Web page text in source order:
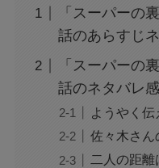
「スーパーの
話のあらすじ
「スーパーの
話のネタバレ
ようやく伝
佐々木さん
二人の距